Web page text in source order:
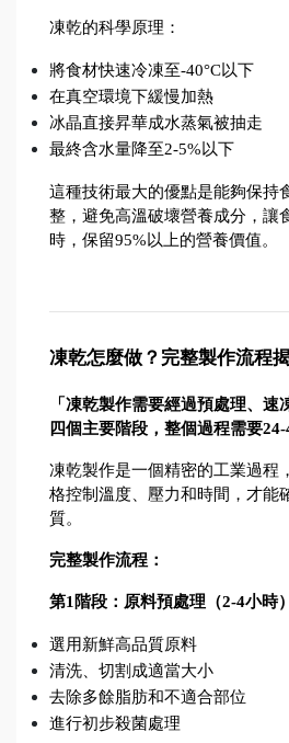
凍乾的科學原理：
將食材快速冷凍至-40°C以下
在真空環境下緩慢加熱
冰晶直接昇華成水蒸氣被抽走
最終含水量降至2-5%以下
這種技術最大的優點是能夠保持
整，避免高溫破壞營養成分，讓
時，保留95%以上的營養價值。
凍乾怎麼做？完整製作流程
「凍乾製作需要經過預處理、速
四個主要階段，整個過程需要24-
凍乾製作是一個精密的工業過程
格控制溫度、壓力和時間，才能
質。
完整製作流程：
第1階段：原料預處理（2-4小時）
選用新鮮高品質原料
清洗、切割成適當大小
去除多餘脂肪和不適合部位
進行初步殺菌處理